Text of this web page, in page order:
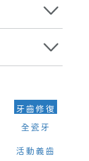
會及時告知客人
我們你原本預約
牙齒修復
全瓷牙
活動義齒